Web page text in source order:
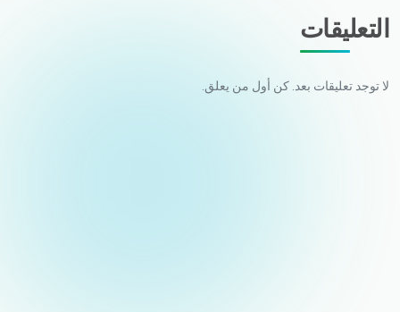
التعليقات
لا توجد تعليقات بعد. كن أول من يعلق.